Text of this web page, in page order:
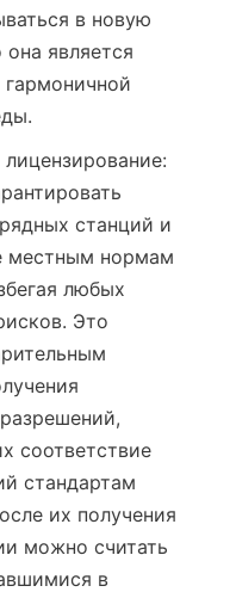
в новую
является
станций и
местным нормам
любых
Это
соответствие
стандартам
их получения
можно считать
в